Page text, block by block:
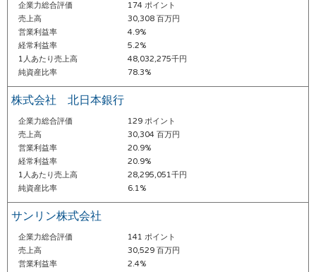
企業力総合評価
174 ポイント
売上高
30,308 百万円
営業利益率
4.9%
経常利益率
5.2%
1人あたり売上高
48,032,275千円
純資産比率
78.3%
株式会社 北日本銀行
企業力総合評価
129 ポイント
売上高
30,304 百万円
営業利益率
20.9%
経常利益率
20.9%
1人あたり売上高
28,295,051千円
純資産比率
6.1%
サンリン株式会社
企業力総合評価
141 ポイント
売上高
30,529 百万円
営業利益率
2.4%